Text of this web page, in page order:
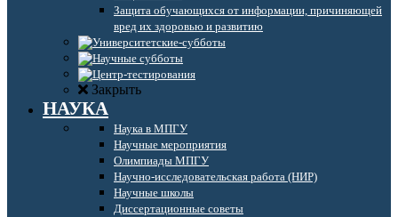
Защита обучающихся от информации, причиняющей
вред их здоровью и развитию
Закрыть
НАУКА
Наука в МПГУ
Научные мероприятия
Олимпиады МПГУ
Научно-исследовательская работа (НИР)
Научные школы
Диссертационные советы